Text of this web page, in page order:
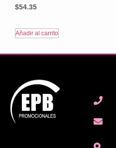
$54.35
Añadir al carrito